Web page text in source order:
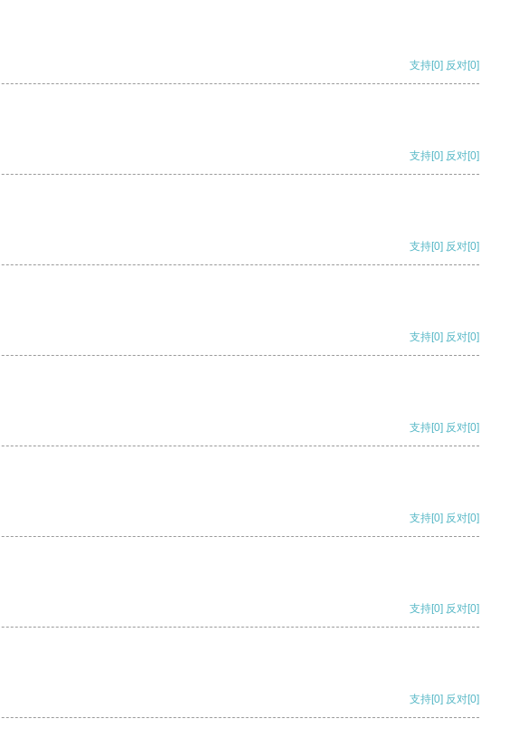
支持[0] 反对[0]
支持[0] 反对[0]
支持[0] 反对[0]
支持[0] 反对[0]
支持[0] 反对[0]
支持[0] 反对[0]
支持[0] 反对[0]
支持[0] 反对[0]